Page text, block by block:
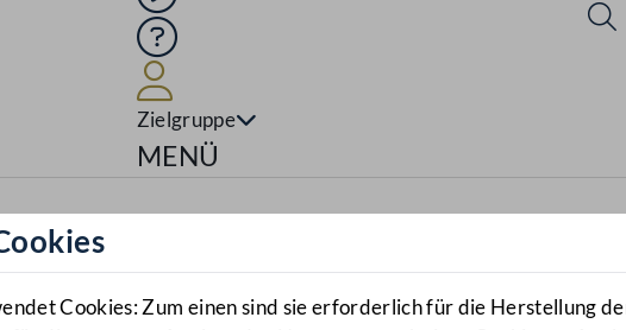
Hilfe
Zielgruppe
Navigationsmenü öffnen
MENÜ
Cookies: Zum einen sind sie erforderlich für die Herstellung